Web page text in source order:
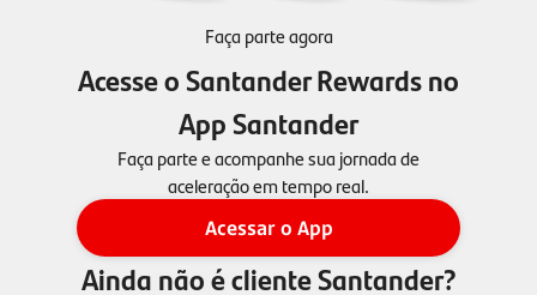
Faça parte agora
Acesse o Santander Rewards no
App Santander
Faça parte e acompanhe sua jornada de
aceleração em tempo real.
Acessar o App
Ainda não é cliente Santander?